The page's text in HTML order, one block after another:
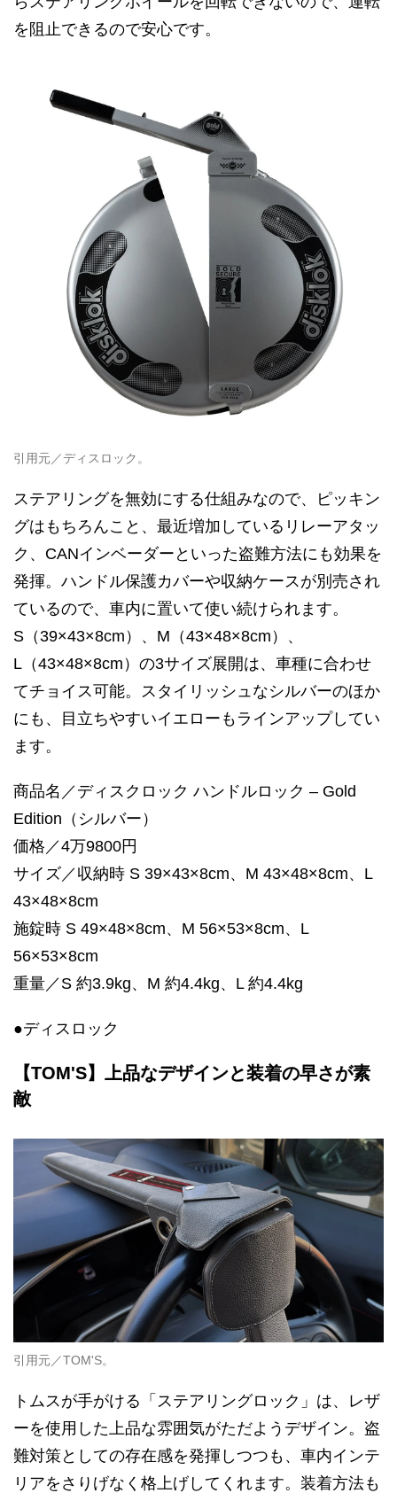
を阻止できるので安心です。
引用元／ディスロック。
ステアリングを無効にする仕組みなので、ピッキン
グはもちろんこと、最近増加しているリレーアタッ
ク、CANインベーダーといった盗難方法にも効果を
発揮。ハンドル保護カバーや収納ケースが別売され
ているので、車内に置いて使い続けられます。
S（39×43×8cm）、M（43×48×8cm）、
L（43×48×8cm）の3サイズ展開は、車種に合わせ
てチョイス可能。スタイリッシュなシルバーのほか
にも、目立ちやすいイエローもラインアップしてい
ます。
商品名／ディスクロック ハンドルロック – Gold
Edition（シルバー）
価格／4万9800円
サイズ／収納時 S 39×43×8cm、M 43×48×8cm、L
43×48×8cm
施錠時 S 49×48×8cm、M 56×53×8cm、L
56×53×8cm
重量／S 約3.9kg、M 約4.4kg、L 約4.4kg
●ディスロック
【TOM'S】上品なデザインと装着の早さが素
敵
引用元／TOM'S。
トムスが手がける「ステアリングロック」は、レザ
ーを使用した上品な雰囲気がただようデザイン。盗
難対策としての存在感を発揮しつつも、車内インテ
リアをさりげなく格上げしてくれます。装着方法も